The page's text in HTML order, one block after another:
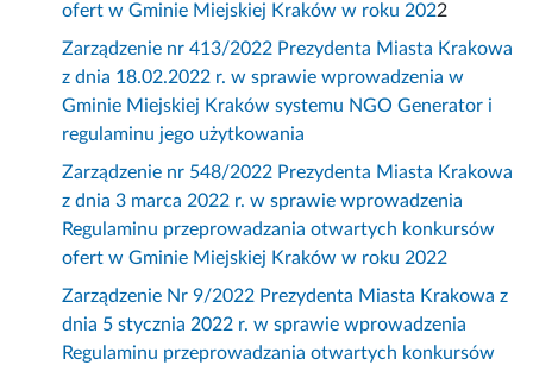
ofert w Gminie Miejskiej Kraków w roku 2022
Zarządzenie nr 413/2022 Prezydenta Miasta Krakowa
z dnia 18.02.2022 r. w sprawie wprowadzenia w
Gminie Miejskiej Kraków systemu NGO Generator i
regulaminu jego użytkowania
Zarządzenie nr 548/2022 Prezydenta Miasta Krakowa
z dnia 3 marca 2022 r. w sprawie wprowadzenia
Regulaminu przeprowadzania otwartych konkursów
ofert w Gminie Miejskiej Kraków w roku 2022
Zarządzenie Nr 9/2022 Prezydenta Miasta Krakowa z
dnia 5 stycznia 2022 r. w sprawie wprowadzenia
Regulaminu przeprowadzania otwartych konkursów